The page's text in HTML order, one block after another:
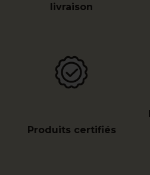
livraison
Produits certifiés